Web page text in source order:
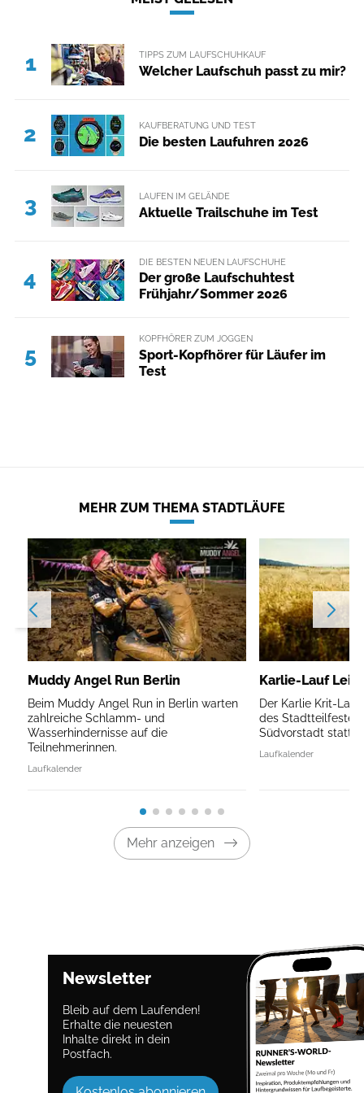
1 TIPPS ZUM LAUFSCHUHKAUF
Welcher Laufschuh passt zu mir?
2 KAUFBERATUNG UND TEST
Die besten Laufuhren 2026
3 LAUFEN IM GELÄNDE
Aktuelle Trailschuhe im Test
4
DIE BESTEN NEUEN LAUFSCHUHE
Der große Laufschuhtest
Frühjahr/Sommer 2026
5
KOPFHÖRER ZUM JOGGEN
Sport-Kopfhörer für Läufer im
Test
MEHR ZUM THEMA STADTLÄUFE
Muddy Angel Run Berlin
Beim Muddy Angel Run in Berlin warten
zahlreiche Schlamm- und
Wasserhindernisse auf die
Teilnehmerinnen.
Laufkalender
Karlie-Lauf
Der Karlie Krit-
des Stadtteilfestes
Südvorstadt statt.
Laufkalender
Mehr anzeigen
Newsletter
Bleib auf dem Laufenden!
Erhalte die neuesten
Inhalte direkt in dein
Postfach.